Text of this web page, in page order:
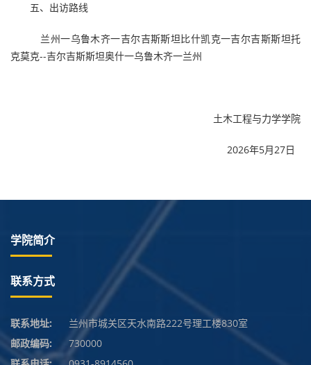
五、出访路线
兰州一乌鲁木齐一吉尔吉斯斯坦比什凯克一吉尔吉斯斯坦托
克莫克--吉尔吉斯斯坦奥什一乌鲁木齐一兰州
土木工程与力学学院
2026年5月27日
学院简介
联系方式
联系地址:
兰州市城关区天水南路222号理工楼830室
邮政编码:
730000